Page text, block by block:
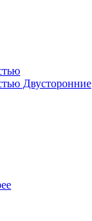
Двусторонние